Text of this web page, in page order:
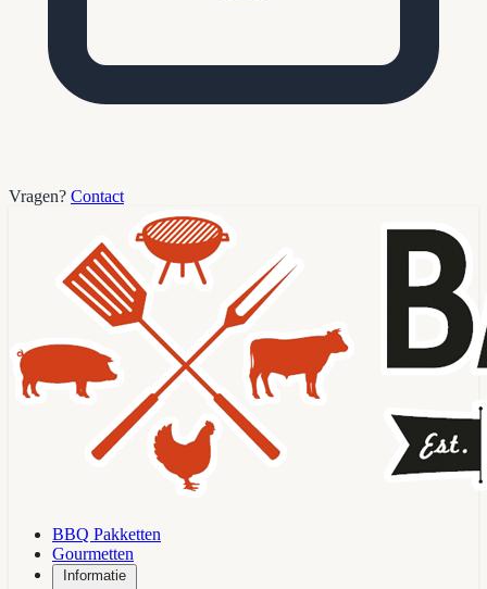
Vragen? Contact
BBQ Pakketten
Gourmetten
Informatie